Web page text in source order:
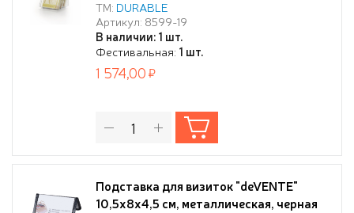
презентационных материалов
ТМ: DURABLE
Артикул: 8599-19
В наличии: 1 шт.
Фестивальная: 1 шт.
1 574,00
Подставка для визиток "deVENTE"
10,5x8x4,5 см, металлическая, черная